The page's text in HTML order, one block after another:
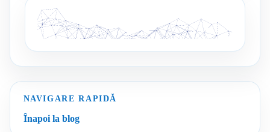
NAVIGARE RAPIDĂ
Înapoi la blog